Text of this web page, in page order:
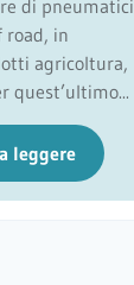
di pneumatici
road, in
agricoltura,
quest’ultimo...
leggere